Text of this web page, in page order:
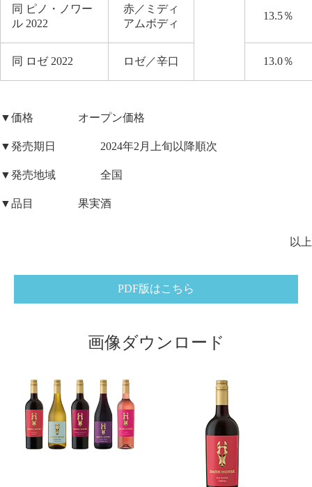
同 ピノ・ノワー
ル 2022
赤／ミディ
アムボディ
13.5％
同 ロゼ 2022 ロゼ／辛口 13.0％
▼価格 オープン価格
▼発売期日 2024年2月上旬以降順次
▼発売地域 全国
▼品目 果実酒
以上
PDF版はこちら
画像ダウンロード